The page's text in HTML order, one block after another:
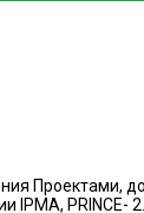
Проектами,
IPMA,